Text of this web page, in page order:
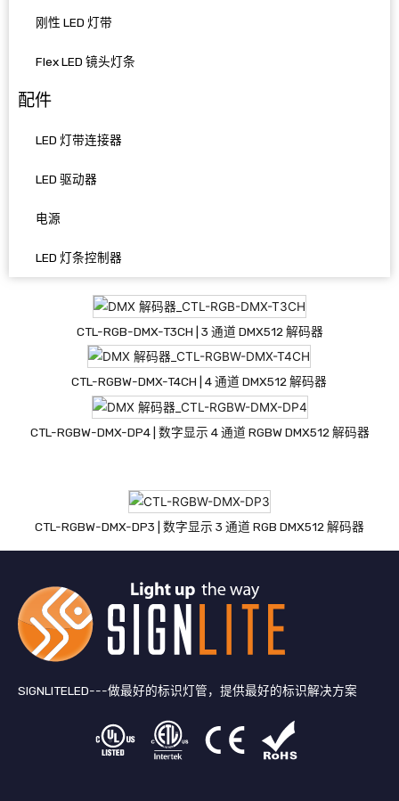
刚性 LED 灯带
Flex LED 镜头灯条
配件
LED 灯带连接器
LED 驱动器
电源
LED 灯条控制器
CTL-RGB-DMX-T3CH | 3 通道 DMX512 解码器
CTL-RGBW-DMX-T4CH | 4 通道 DMX512 解码器
CTL-RGBW-DMX-DP4 | 数字显示 4 通道 RGBW DMX512 解码器
CTL-RGBW-DMX-DP3 | 数字显示 3 通道 RGB DMX512 解码器
SIGNLITELED---做最好的标识灯管，提供最好的标识解决方案